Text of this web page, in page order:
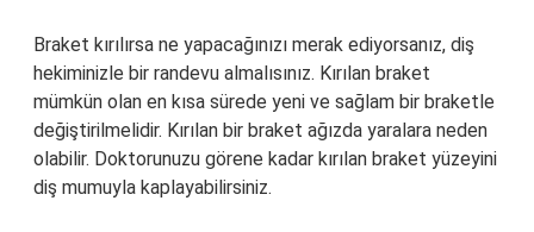
Braket kırılırsa ne yapacağınızı merak ediyorsanız, diş
hekiminizle bir randevu almalısınız. Kırılan braket
mümkün olan en kısa sürede yeni ve sağlam bir braketle
değiştirilmelidir. Kırılan bir braket ağızda yaralara neden
olabilir. Doktorunuzu görene kadar kırılan braket yüzeyini
diş mumuyla kaplayabilirsiniz.